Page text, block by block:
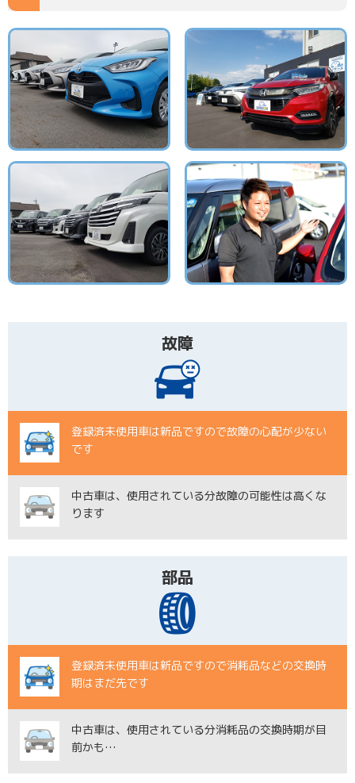
故障
登録済未使用車は新品ですので故障の心配が少ない
です
中古車は、使用されている分故障の可能性は高くな
ります
部品
登録済未使用車は新品ですので消耗品などの交換時
期はまだ先です
中古車は、使用されている分消耗品の交換時期が目
前かも…